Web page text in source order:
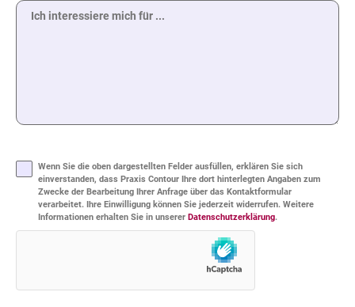
leer.
Wenn Sie die oben dargestellten Felder ausfüllen, erklären Sie sich
einverstanden, dass Praxis Contour Ihre dort hinterlegten Angaben zum
Zwecke der Bearbeitung Ihrer Anfrage über das Kontaktformular
verarbeitet. Ihre Einwilligung können Sie jederzeit widerrufen. Weitere
Informationen erhalten Sie in unserer Datenschutzerklärung.